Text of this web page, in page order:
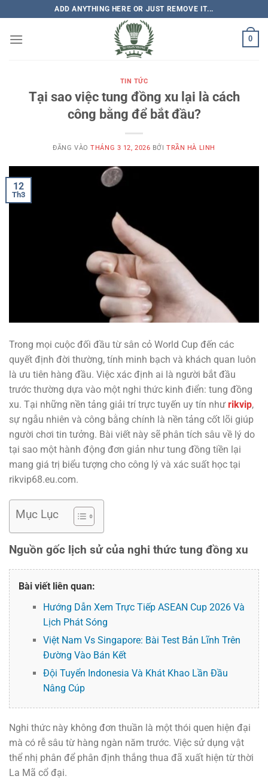
qua
nội
ADD ANYTHING HERE OR JUST REMOVE IT...
0
TIN TỨC
Tại sao việc tung đồng xu lại là cách
công bằng để bắt đầu?
ĐĂNG VÀOTHÁNG 3 12, 2026 BỞITRẦN HÀ LINH
12
Th3
Trong mọi cuộc đối đầu từ sân cỏ World Cup đến các
quyết định đời thường, tính minh bạch và khách quan luôn
là ưu tiên hàng đầu. Việc xác định ai là người bắt đầu
trước thường dựa vào một nghi thức kinh điển: tung đồng
xu. Tại những nền tảng giải trí trực tuyến uy tín như rikvip,
sự ngẫu nhiên và công bằng chính là nền tảng cốt lõi giúp
người chơi tin tưởng. Bài viết này sẽ phân tích sâu về lý do
tại sao một hành động đơn giản như tung đồng tiền lại
mang giá trị biểu tượng cho công lý và xác suất học tại
rikvip68.eu.com.
Mục Lục
Nguồn gốc lịch sử của nghi thức tung đồng xu
Bài viết liên quan:
Hướng Dẫn Xem Trực Tiếp ASEAN Cup 2026 Và
Lịch Phát Sóng
Việt Nam Vs Singapore: Bài Test Bản Lĩnh Trên
Đường Vào Bán Kết
Đội Tuyển Indonesia Và Khát Khao Lần Đầu
Nâng Cúp
Nghi thức này không đơn thuần là một thói quen hiện đại
mà có rễ sâu từ hàng ngàn năm trước. Việc sử dụng vật
thể nhị phân để phân định thắng thua đã xuất hiện từ thời
La Mã cổ đại.